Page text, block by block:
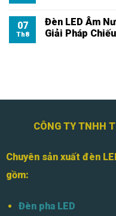
07
Th8
Đèn LED Âm
Giải Pháp
CÔNG TY TNHH
Chuyên sản xuất đèn
gồm:
Đèn pha LED